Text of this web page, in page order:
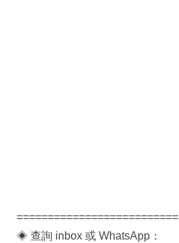
==========================
◈ 查詢 inbox 或 WhatsApp：